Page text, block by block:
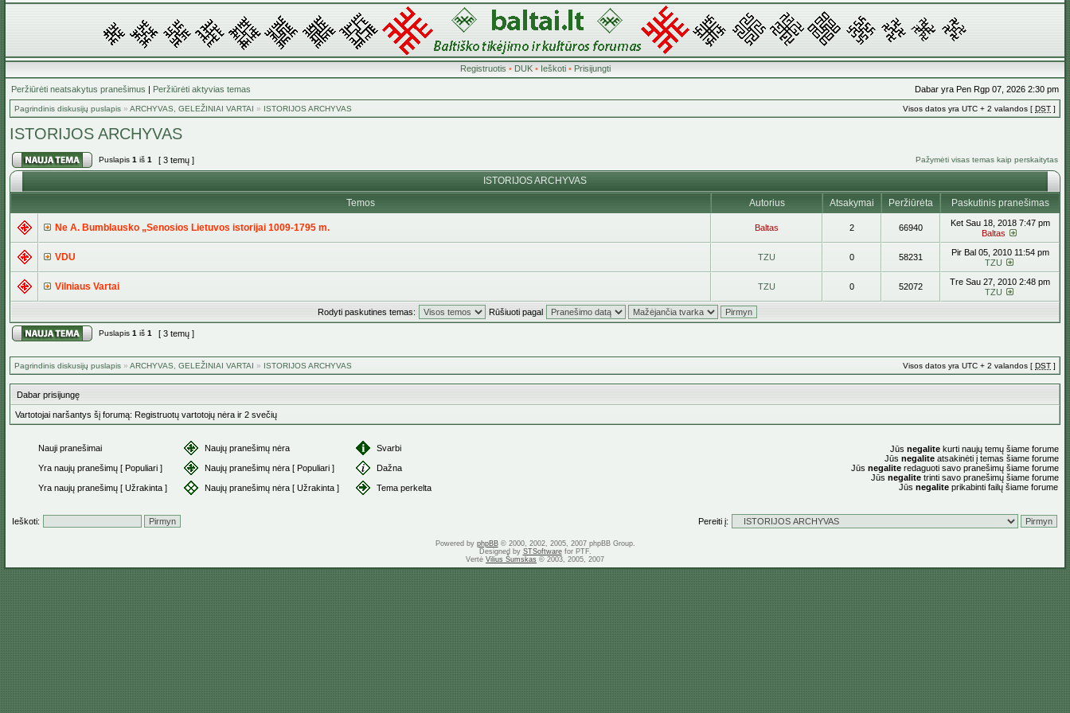
Registruotis • DUK• Ieškoti• Prisijungti
Peržiūrėti neatsakytus pranešimus | Peržiūrėti aktyvias temas Dabar yra Pen Rgp 07, 2026 2:30 pm
Pagrindinis diskusijų puslapis » ARCHYVAS, GELEŽINIAI VARTAI » ISTORIJOS ARCHYVAS Visos datos yra UTC + 2 valandos [ DST ]
ISTORIJOS ARCHYVAS
Puslapis 1 iš 1 [ 3 temų ] Pažymėti visas temas kaip perskaitytas
ISTORIJOS ARCHYVAS
Temos
Autorius Atsakymai Peržiūrėta Paskutinis pranešimas
Ne A. Bumblausko „Senosios Lietuvos istorijai 1009-1795 m. Baltas 2 66940
Ket Sau 18, 2018 7:47 pm
Baltas
VDU TZU 0 58231
Pir Bal 05, 2010 11:54 pm
TZU
Vilniaus Vartai TZU 0 52072
Tre Sau 27, 2010 2:48 pm
TZU
Rodyti paskutines temas: Rūšiuoti pagal
Puslapis 1 iš 1 [ 3 temų ]
Pagrindinis diskusijų puslapis » ARCHYVAS, GELEŽINIAI VARTAI » ISTORIJOS ARCHYVAS Visos datos yra UTC + 2 valandos [ DST ]
Dabar prisijungę
Vartotojai naršantys šį forumą: Registruotų vartotojų nėra ir 2 svečių
Nauji pranešimai Naujų pranešimų nėra Svarbi
Yra naujų pranešimų [ Populiari ] Naujų pranešimų nėra [ Populiari ] Dažna
Yra naujų pranešimų [ Užrakinta ] Naujų pranešimų nėra [ Užrakinta ] Tema perkelta
Jūs negalite kurti naujų temų šiame forume
Jūs negalite atsakinėti į temas šiame forume
Jūs negalite redaguoti savo pranešimų šiame forume
Jūs negalite trinti savo pranešimų šiame forume
Jūs negalite prikabinti failų šiame forume
Ieškoti: Pereiti į:
Powered by phpBB© 2000, 2002, 2005, 2007 phpBB Group.
Designed by STSoftwarefor PTF.
Vertė Vilius Šumskas © 2003, 2005, 2007